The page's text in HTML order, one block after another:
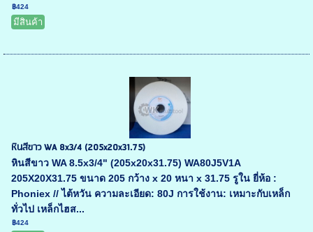
฿424
มีสินค้า
หินสีขาว WA 8x3/4 (205x20x31.75)
หินสีขาว WA 8.5x3/4" (205x20x31.75) WA80J5V1A
205X20X31.75 ขนาด 205 กว้าง x 20 หนา x 31.75 รูใน ยี่ห้อ :
Phoniex // ไต้หวัน ความละเอียด: 80J การใช้งาน: เหมาะกับเหล็ก
ทั่วไป เหล็กไฮส...
฿424